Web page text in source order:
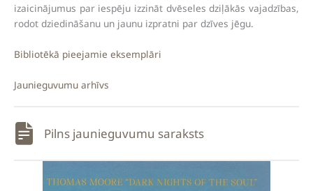
izaicinājumus par iespēju izzināt dvēseles dziļākās vajadzības,
rodot dziedināšanu un jaunu izpratni par dzīves jēgu.
Bibliotēkā pieejamie eksemplāri
Jaunieguvumu arhīvs
Pilns jaunieguvumu saraksts